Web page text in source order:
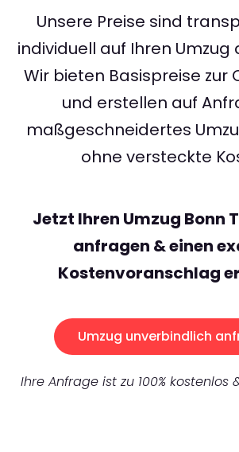
Unsere Preise sind
individuell auf Ihren
Wir bieten Basispreise zur
und erstellen auf
maßgeschneidertes
ohne versteckte
Jetzt Ihren Umzug Bonn
anfragen & einen
Kostenvoranschlag
Umzug unverbindlich
Ihre Anfrage ist zu 100% kostenlos